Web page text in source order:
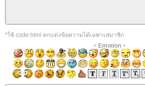
*ใช้ code html ตกแต่งข้อความได้เฉพาะสมาชิก
+ Emotion+